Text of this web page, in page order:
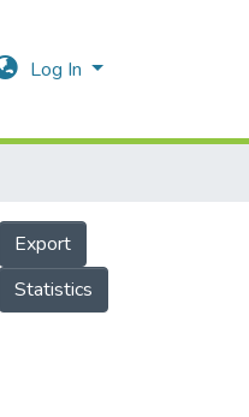
Log In
Export
Statistics